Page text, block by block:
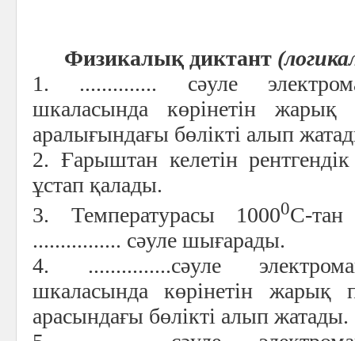
Физикалық диктант
1. .............. сәуле
шкаласында көрінетін жарық
аралығындағы бөлікті алып
2. Ғарыштан келетін
ұстап қалады.
3. Температурасы 10000С-
................ сәуле шығарады.
4. ...............сәуле
шкаласында көрінетін жарық
арасындағы бөлікті алып жатады.